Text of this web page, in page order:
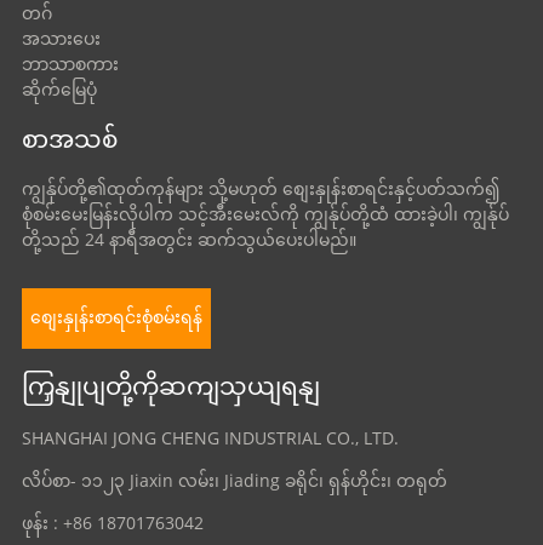
တဂ်
အသားပေး
ဘာသာစကား
ဆိုက်မြေပုံ
စာအသစ်
ကျွန်ုပ်တို့၏ထုတ်ကုန်များ သို့မဟုတ် စျေးနှုန်းစာရင်းနှင့်ပတ်သက်၍
စုံစမ်းမေးမြန်းလိုပါက သင့်အီးမေးလ်ကို ကျွန်ုပ်တို့ထံ ထားခဲ့ပါ၊ ကျွန်ုပ်
တို့သည် 24 နာရီအတွင်း ဆက်သွယ်ပေးပါမည်။
စျေးနှုန်းစာရင်းစုံစမ်းရန်
ကြှနျုပျတို့ကိုဆကျသှယျရနျ
SHANGHAI JONG CHENG INDUSTRIAL CO., LTD.
လိပ်စာ- ၁၁၂၃ Jiaxin လမ်း၊ Jiading ခရိုင်၊ ရှန်ဟိုင်း၊ တရုတ်
ဖုန်း : +86 18701763042